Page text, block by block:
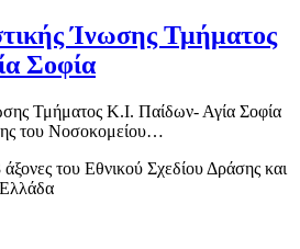
Ίνωσης Τμήματος
Σοφία
Τμήματος Κ.Ι. Παίδων- Αγία Σοφία
του Νοσοκομείου…